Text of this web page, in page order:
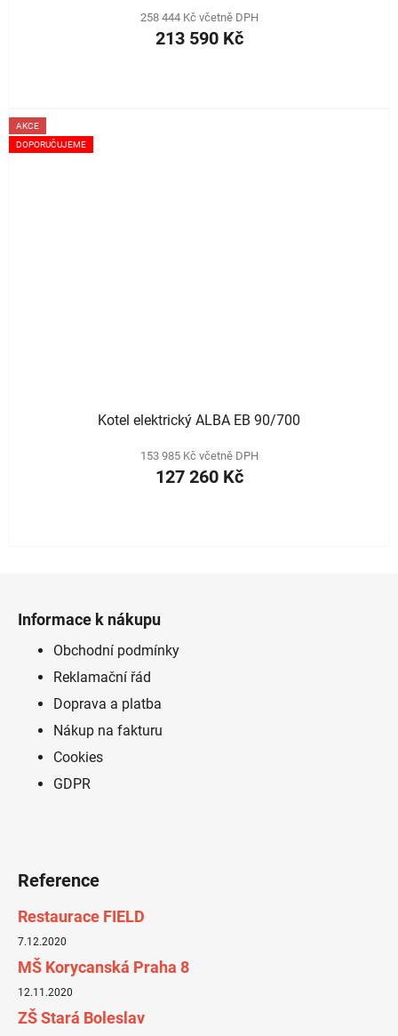
258 444 Kč včetně DPH
213 590 Kč
AKCE
DOPORUČUJEME
Kotel elektrický ALBA EB 90/700
153 985 Kč včetně DPH
127 260 Kč
Informace k nákupu
Obchodní podmínky
Reklamační řád
Doprava a platba
Nákup na fakturu
Cookies
GDPR
Reference
Restaurace FIELD
7.12.2020
MŠ Korycanská Praha 8
12.11.2020
ZŠ Stará Boleslav